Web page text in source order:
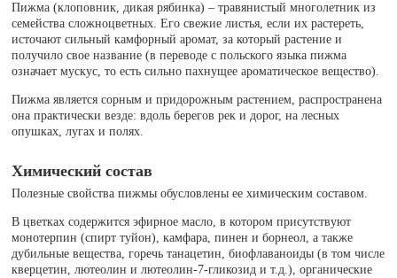
Пижма (клоповник, дикая рябинка) – травянистый многолетник из
семейства сложноцветных. Его свежие листья, если их растереть,
источают сильный камфорный аромат, за который растение и
получило свое название (в переводе с польского языка пижма
означает мускус, то есть сильно пахнущее ароматическое вещество).
Пижма является сорным и придорожным растением, распространена
она практически везде: вдоль берегов рек и дорог, на лесных
опушках, лугах и полях.
Химический состав
Полезные свойства пижмы обусловлены ее химическим составом.
В цветках содержится эфирное масло, в котором присутствуют
монотерпин (спирт туйон), камфара, пинен и борнеол, а также
дубильные вещества, горечь танацетин, биофлаваноиды (в том числе
кверцетин, лютеолин и лютеолин-7-гликозид и т.д.), органические